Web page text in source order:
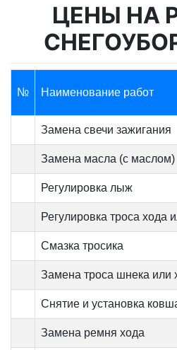
ЦЕНЫ НА
№ Наименование работ
Замена свечи зажигания
Замена масла (с маслом)
Регулировка лыж
Регулировка троса хода
Смазка тросика
Замена троса шнека или
Снятие и установка
Замена ремня хода